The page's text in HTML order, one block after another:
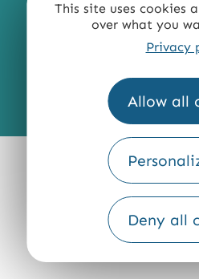
This site uses cookies
over what you
Privacy
Allow all
Deny all
Fourni par
Traduction